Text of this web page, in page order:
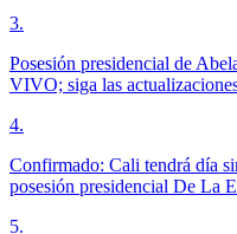
3.
Posesión presidencial de
VIVO; siga las
4.
Confirmado: Cali tendrá día
posesión presidencial De La
5.